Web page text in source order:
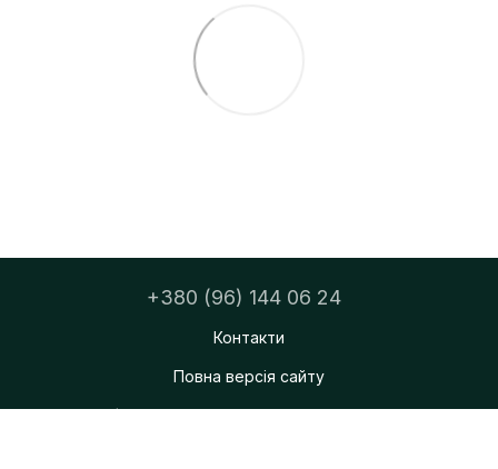
+380 (96) 144 06 24
Контакти
Повна версія сайту
ФОП Тацюк Дмитро Мирославович